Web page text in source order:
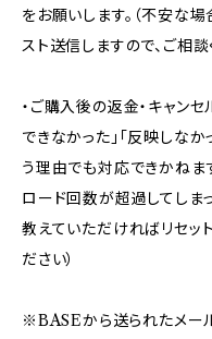
をお願いします。（不安な
スト送信しますので、ご相談
・ご購入後の返金・キャンセ
できなかった」「反映しなか
う理由でも対応できかねま
ロード回数が超過してしま
教えていただければリセッ
ださい）
※BASEから送られたメー